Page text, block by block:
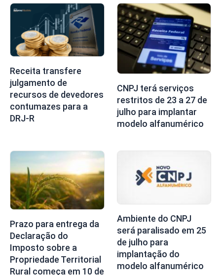
Receita transfere
julgamento de
recursos de devedores
contumazes para a
DRJ-R
CNPJ terá serviços
restritos de 23 a 27 de
julho para implantar
modelo alfanumérico
Prazo para entrega da
Declaração do
Imposto sobre a
Propriedade Territorial
Rural começa em 10 de
Ambiente do CNPJ
será paralisado em 25
de julho para
implantação do
modelo alfanumérico